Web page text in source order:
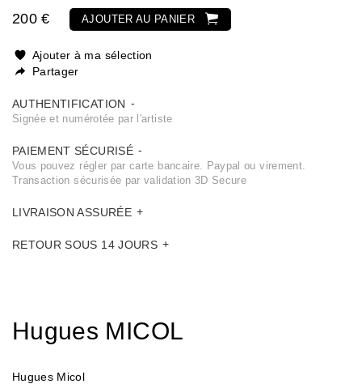
200 € AJOUTER AU PANIER
Ajouter à ma sélection
Partager
AUTHENTIFICATION
Signée et numérotée par l'artiste
PAIEMENT SÉCURISÉ
Vous pouvez régler par carte bancaire. Paypal ou virement.
Transaction sécurisée par validation 3D Secure
LIVRAISON ASSURÉE
RETOUR SOUS 14 JOURS
Hugues MICOL
Hugues Micol